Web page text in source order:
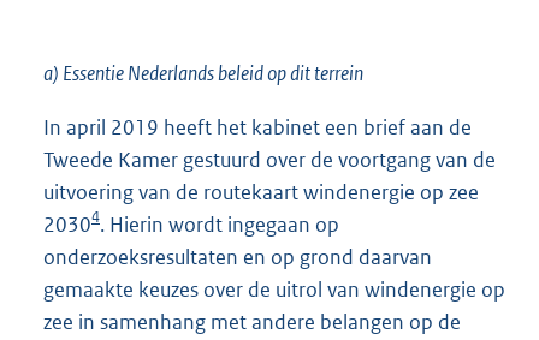
a) Essentie Nederlands beleid op dit terrein
In april 2019 heeft het kabinet een brief aan de
Tweede Kamer gestuurd over de voortgang van de
uitvoering van de routekaart windenergie op zee
20304. Hierin wordt ingegaan op
onderzoeksresultaten en op grond daarvan
gemaakte keuzes over de uitrol van windenergie op
zee in samenhang met andere belangen op de